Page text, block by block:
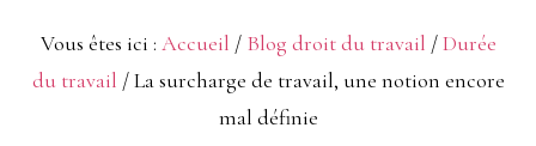
Vous êtes ici : Accueil / Blog droit du travail / Durée
du travail /La surcharge de travail, une notion encore
mal définie